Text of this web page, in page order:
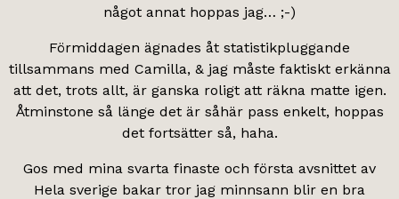
något annat hoppas jag… ;-)
Förmiddagen ägnades åt statistikpluggande
tillsammans med Camilla, & jag måste faktiskt erkänna
att det, trots allt, är ganska roligt att räkna matte igen.
Åtminstone så länge det är såhär pass enkelt, hoppas
det fortsätter så, haha.
Gos med mina svarta finaste och första avsnittet av
Hela sverige bakar tror jag minnsann blir en bra